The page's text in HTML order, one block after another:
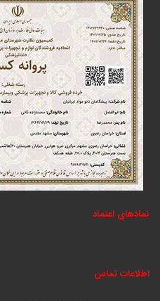
نمادهای اعتماد
اطلاعات تماس